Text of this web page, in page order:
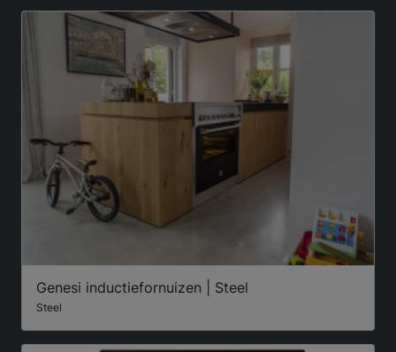
Genesi inductiefornuizen | Steel
Steel